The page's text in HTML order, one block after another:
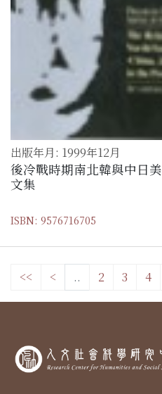
出版年月: 1999年12月
後冷戰時期南北韓與中日
文集
ISBN: 9576716705
<< < .. 2 3 4